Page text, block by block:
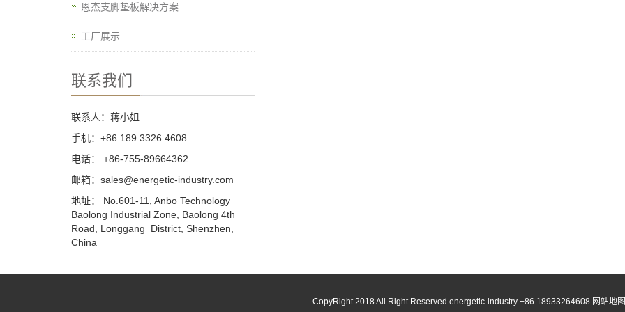
恩杰支脚垫板解决方案
工厂展示
联系我们
联系人：蒋小姐
手机：+86 189 3326 4608
电话： +86-755-89664362
邮箱：sales@energetic-industry.com
地址： No.601-11, Anbo Technology
Baolong Industrial Zone, Baolong 4th
Road, Longgang District, Shenzhen,
China
CopyRight 2018 All Right Reserved energetic-industry +86 18933264608 网站地图